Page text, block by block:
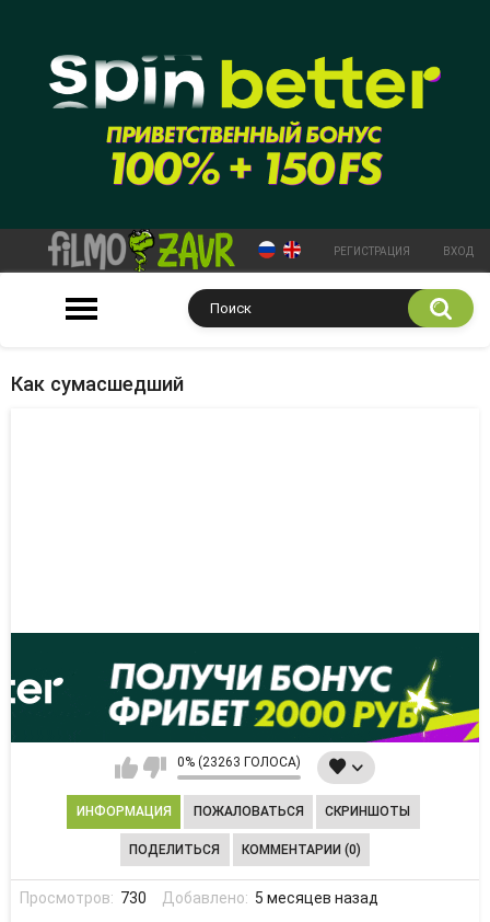
РЕГИСТРАЦИЯ ВХОД
Как сумасшедший
0% (23263 ГОЛОСА)
ИНФОРМАЦИЯ ПОЖАЛОВАТЬСЯ СКРИНШОТЫ
ПОДЕЛИТЬСЯ КОММЕНТАРИИ (0)
Просмотров: 730 Добавлено: 5 месяцев назад